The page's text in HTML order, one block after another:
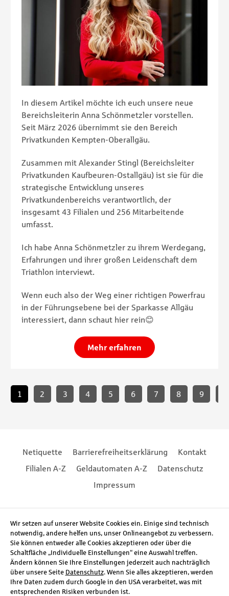
In diesem Artikel möchte ich euch unsere neue
Bereichsleiterin Anna Schönmetzler vorstellen.
Seit März 2026 übernimmt sie den Bereich
Privatkunden Kempten-Oberallgäu.
Zusammen mit Alexander Stingl (Bereichsleiter
Privatkunden Kaufbeuren-Ostallgäu) ist sie für die
strategische Entwicklung unseres
Privatkundenbereichs verantwortlich, der
insgesamt 43 Filialen und 256 Mitarbeitende
umfasst.
Ich habe Anna Schönmetzler zu ihrem Werdegang,
Erfahrungen und ihrer großen Leidenschaft dem
Triathlon interviewt.
Wenn euch also der Weg einer richtigen Powerfrau
in der Führungsebene bei der Sparkasse Allgäu
interessiert, dann schaut hier rein😊
Mehr erfahren
Paginierung
1
2 3 4 5 6 7 8 9
Footernavigation
Netiquette Barrierefreiheitserklärung
Kontakt
Filialen A-Z
Geldautomaten A-Z
Datenschutz
Impressum
Wir setzen auf unserer Website Cookies ein. Einige sind technisch
notwendig, andere helfen uns, unser Onlineangebot zu verbessern.
Sie können entweder alle Cookies akzeptieren oder über die
Schaltfläche „Individuelle Einstellungen“ eine Auswahl treffen.
Ändern können Sie Ihre Einstellungen jederzeit auch nachträglich
über unsere Seite Datenschutz. Wenn Sie alles akzeptieren, werden
Ihre Daten zudem durch Google in den USA verarbeitet, was mit
entsprechenden Risiken verbunden ist.